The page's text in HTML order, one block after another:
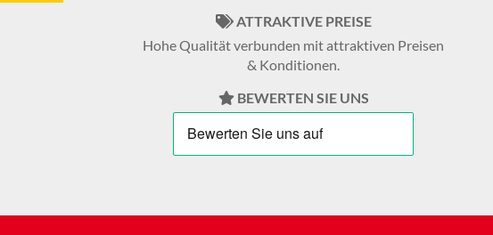
ATTRAKTIVE PREISE
Hohe Qualität verbunden mit attraktiven Preisen
& Konditionen.
BEWERTEN SIE UNS